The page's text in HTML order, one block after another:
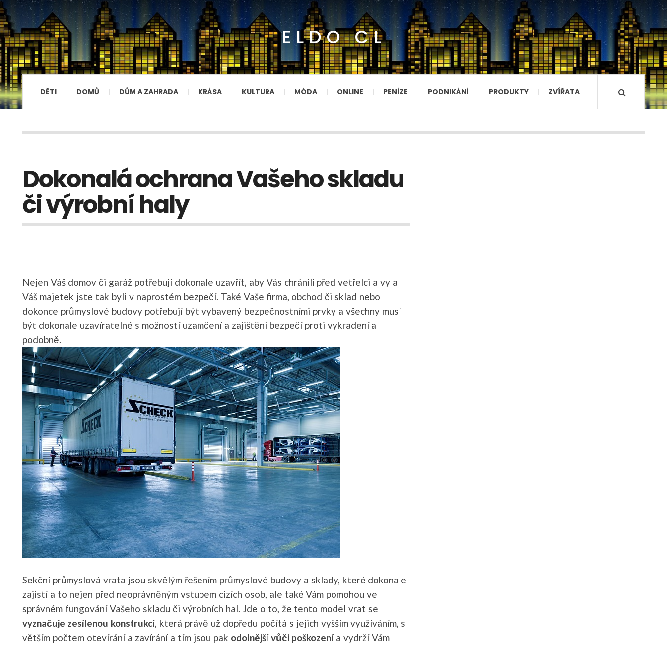
ELDO CL
DĚTI DOMŮ DŮM A ZAHRADA KRÁSA KULTURA MÓDA ONLINE PENÍZE PODNIKÁNÍ PRODUKTY ZVÍŘATA
Dokonalá ochrana Vašeho skladu
či výrobní haly
Nejen Váš domov či garáž potřebují dokonale uzavřít, aby Vás chránili před vetřelci a vy a
Váš majetek jste tak byli v naprostém bezpečí. Také Vaše firma, obchod či sklad nebo
dokonce průmyslové budovy potřebují být vybavený bezpečnostními prvky a všechny musí
být dokonale uzavíratelné s možností uzamčení a zajištění bezpečí proti vykradení a
podobně.
Sekční průmyslová vrata jsou skvělým řešením průmyslové budovy a sklady, které dokonale
zajistí a to nejen před neoprávněným vstupem cizích osob, ale také Vám pomohou ve
správném fungování Vašeho skladu či výrobních hal. Jde o to, že tento model vrat se
vyznačuje zesílenou konstrukcí, která právě už dopředu počítá s jejich vyšším využíváním, s
větším počtem otevírání a zavírání a tím jsou pak odolnější vůči poškozenía vydrží Vám